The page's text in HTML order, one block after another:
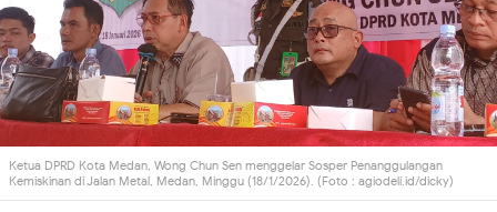
Ketua DPRD Kota Medan, Wong Chun Sen menggelar Sosper Penanggulangan
Kemiskinan di Jalan Metal, Medan, Minggu (18/1/2026). (Foto : agiodeli.id/dicky)